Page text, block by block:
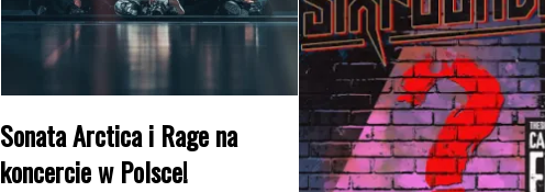
Sonata Arctica i Rage na
koncercie w Polsce!